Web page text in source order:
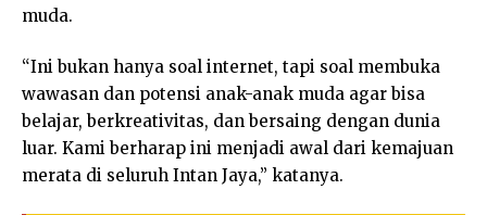
muda.
“Ini bukan hanya soal internet, tapi soal membuka
wawasan dan potensi anak-anak muda agar bisa
belajar, berkreativitas, dan bersaing dengan dunia
luar. Kami berharap ini menjadi awal dari kemajuan
merata di seluruh Intan Jaya,” katanya.